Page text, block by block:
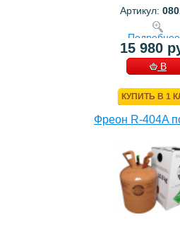
Артикул:
15 980
В
КУПИТЬ В 1
Фреон R-404A